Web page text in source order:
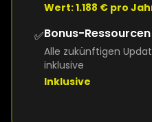
Wert: 1.188 € pro
✅Bonus-
Alle zukünftigen
inklusive
Inklusive